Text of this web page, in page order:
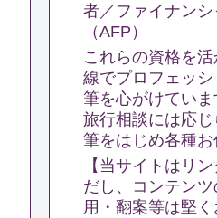
者／ファイナン
（AFP）
これらの資格を
線でプロフェッ
筆を心がけてい
旅行相談には応
筆をはじめ各種お
【当サイトはリ
だし、コンテンツ
用・翻案等は堅